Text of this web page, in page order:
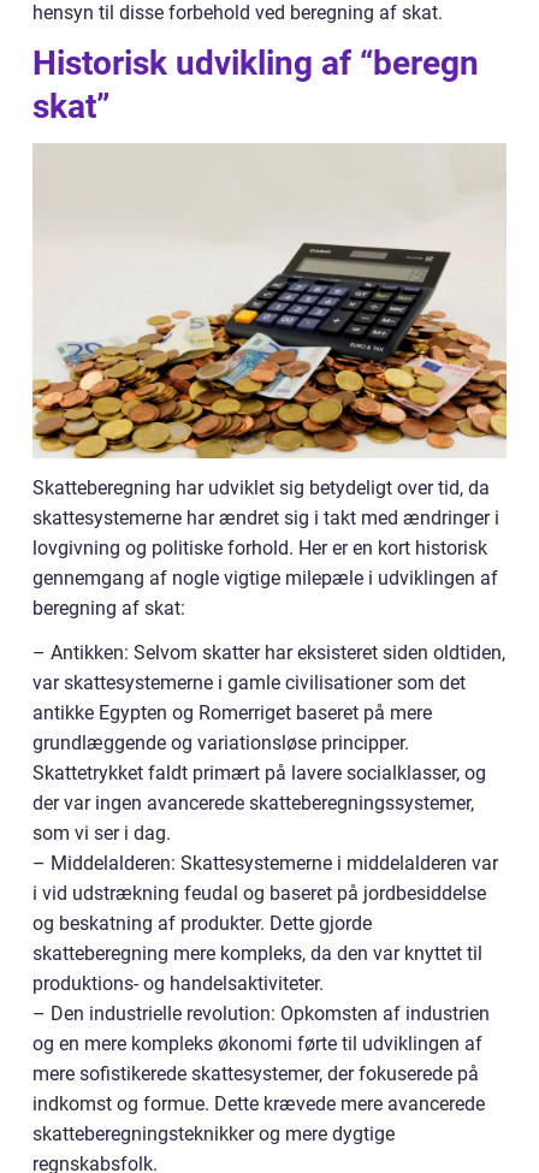
hensyn til disse forbehold ved beregning af skat.
Historisk udvikling af “beregn
skat”
Skatteberegning har udviklet sig betydeligt over tid, da
skattesystemerne har ændret sig i takt med ændringer i
lovgivning og politiske forhold. Her er en kort historisk
gennemgang af nogle vigtige milepæle i udviklingen af
beregning af skat:
– Antikken: Selvom skatter har eksisteret siden oldtiden,
var skattesystemerne i gamle civilisationer som det
antikke Egypten og Romerriget baseret på mere
grundlæggende og variationsløse principper.
Skattetrykket faldt primært på lavere socialklasser, og
der var ingen avancerede skatteberegningssystemer,
som vi ser i dag.
– Middelalderen: Skattesystemerne i middelalderen var
i vid udstrækning feudal og baseret på jordbesiddelse
og beskatning af produkter. Dette gjorde
skatteberegning mere kompleks, da den var knyttet til
produktions- og handelsaktiviteter.
– Den industrielle revolution: Opkomsten af industrien
og en mere kompleks økonomi førte til udviklingen af
mere sofistikerede skattesystemer, der fokuserede på
indkomst og formue. Dette krævede mere avancerede
skatteberegningsteknikker og mere dygtige
regnskabsfolk.